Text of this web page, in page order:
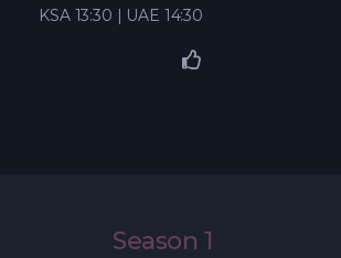
KSA 13:30 | UAE 14:30
Season 1